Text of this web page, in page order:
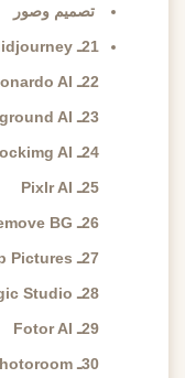
تصميم وصور
21ـ Midjourney
22ـ Leonardo AI
23ـ Playground AI
24ـ Stockimg AI
25ـ Pixlr AI
26ـ Remove BG
27ـ Cleanup Pictures
28ـ Canva Magic Studio
29ـ Fotor AI
30ـ Photoroom